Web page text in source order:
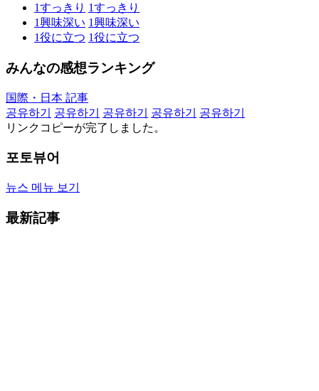
1すっきり 1すっきり
1興味深い 1興味深い
1役に立つ 1役に立つ
みんなの感想ランキング
国際・日本 記事
공유하기
공유하기 공유하기 공유하기
공유하기
リンクコピーが完了しました。
포토뷰어
뉴스 메뉴 보기
最新記事